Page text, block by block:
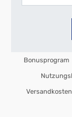
Bonusprogram
Versandkosten